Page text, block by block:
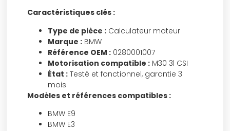
Caractéristiques clés :
Type de pièce : Calculateur moteur
Marque : BMW
Référence OEM : 0280001007
Motorisation compatible : M30 3l CSI
État : Testé et fonctionnel, garantie 3
mois
Modèles et références compatibles :
BMW E9
BMW E3